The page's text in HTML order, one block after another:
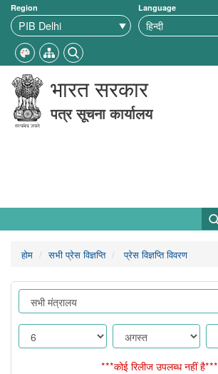
Region Language
भारत सरकार
पत्र सूचना कार्यालय
होम सभी प्रेस विज्ञप्ति प्रेस विज्ञप्ति विवरण
***कोई रिलीज उपलब्ध नहीं है***